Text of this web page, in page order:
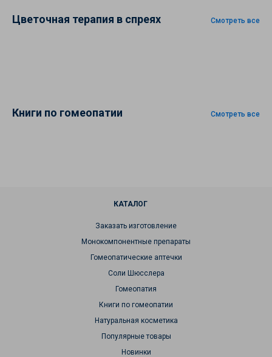
Цветочная терапия в спреях Смотреть все
Книги по гомеопатии Смотреть все
КАТАЛОГ
Заказать изготовление
Монокомпонентные препараты
Гомеопатические аптечки
Соли Шюсслера
Гомеопатия
Книги по гомеопатии
Натуральная косметика
Популярные товары
Новинки